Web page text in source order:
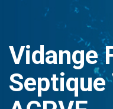
Vidange